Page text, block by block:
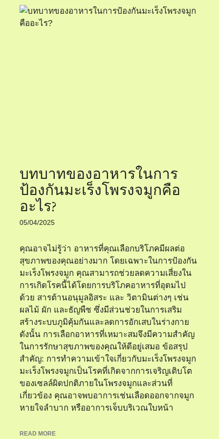
บทบาทของอาหารในการ
ป้องกันมะเร็งโพรงจมูกคือ
อะไร?
05/04/2025
คุณอาจไม่รู้ว่า อาหารที่คุณเลือกบริโภคมีผลต่อ
สุขภาพของคุณอย่างมาก โดยเฉพาะในการป้องกัน
มะเร็งโพรงจมูก คุณสามารถช่วยลดความเสี่ยงใน
การเกิดโรคนี้ได้โดยการบริโภคอาหารที่อุดมไป
ด้วย สารต้านอนุมูลอิสระ และ วิตามินต่างๆ เช่น
ผลไม้ ผัก และธัญพืช ซึ่งมีส่วนช่วยในการเสริม
สร้างระบบภูมิคุ้มกันและลดการอักเสบในร่างกาย
ดังนั้น การเลือกอาหารที่เหมาะสมจึงมีความสำคัญ
ในการรักษาสุขภาพของคุณให้ดีอยู่เสมอ ข้อสรุป
สำคัญ: การทำความเข้าใจเกี่ยวกับมะเร็งโพรงจมูก
มะเร็งโพรงจมูกเป็นโรคที่เกิดจากการเจริญเติบโต
ของเซลล์ผิดปกติภายในโพรงจมูกและส่วนที่
เกี่ยวข้อง คุณอาจพบอาการเช่นเลือดออกจากจมูก
หายใจลำบาก หรืออาการเจ็บบริเวณใบหน้า
READ MORE